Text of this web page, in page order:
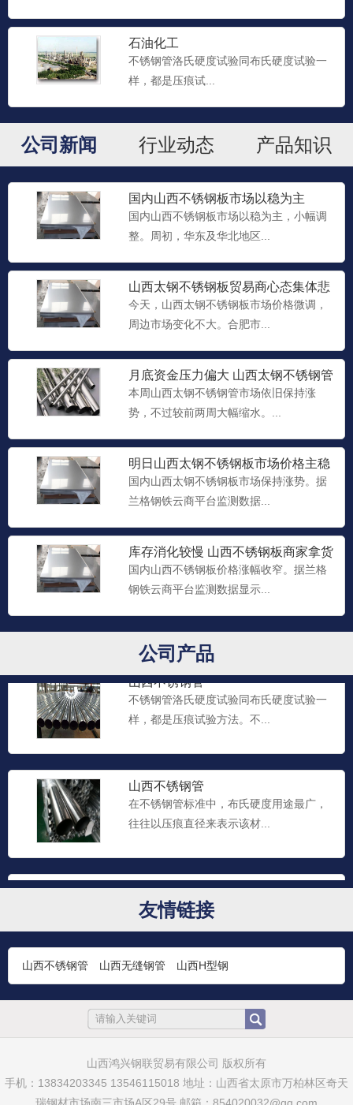
石油化工
不锈钢管洛氏硬度试验同布氏硬度试验一
样，都是压痕试...
公司新闻 行业动态 产品知识
国内山西不锈钢板市场以稳为主
国内山西不锈钢板市场以稳为主，小幅调
整。周初，华东及华北地区...
山西太钢不锈钢板​贸易商心态集体悲
观 备货意愿降至冰点
今天，山西太钢不锈钢板市场价格微调，
周边市场变化不大。合肥市...
月底资金压力偏大 山西太钢不锈钢管​
贸易商松动出货意愿明显
本周山西太钢不锈钢管市场依旧保持涨
势，不过较前两周大幅缩水。...
明日山西太钢不锈钢板市场价格主稳
个涨
国内山西太钢不锈钢板市场保持涨势。据
兰格钢铁云商平台监测数据...
库存消化较慢 山西不锈钢板商家拿货
暂缓
国内山西不锈钢板价格涨幅收窄。据兰格
钢铁云商平台监测数据显示...
公司产品
山西不锈钢管
不锈钢管的内径在6.0mm以上，壁厚在
13mm以下的退火不锈...
山西厚壁不锈钢管
不锈钢管维氏硬度试验也是一种压痕试验
山西不锈钢管
不锈钢管洛氏硬度试验同布氏硬度试验一
样，都是压痕试验方法。不...
山西不锈钢管
在不锈钢管标准中，布氏硬度用途最广，
往往以压痕直径来表示该材...
山西不锈钢管
不锈钢管一般常用布氏、洛氏、维氏三种
硬度指标来衡量其硬度。...
山西太钢不锈钢管
不锈钢钢管是一种中空的长条圆形钢材，
主要广泛用于石油、化工、...
山西不锈钢板
友情链接
山西不锈钢管 山西无缝钢管 山西H型钢
山西鸿兴钢联贸易有限公司 版权所有
手机：13834203345 13546115018 地址：山西省太原市万柏林区奇天